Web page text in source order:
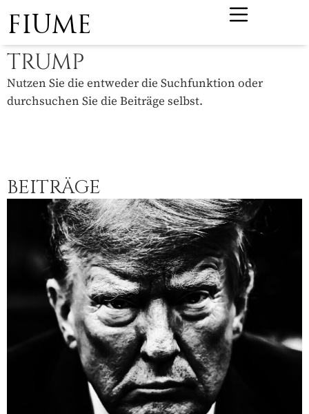
FIUME
TRUMP
Nutzen Sie die entweder die Suchfunktion oder
durchsuchen Sie die Beiträge selbst.
BEITRÄGE